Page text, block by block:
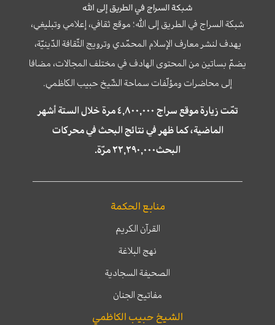
شبكة السراج في الطريق إلى الله
شبكة السراج في الطريق إلى الله؛ موقع ثقافي، إعلامي وتبليغي،
يهدف لنشر معارف الإسلام المحمّدي وترويج الثّقافة الدّينيّة،
يضمّ بساتين من المحتوى الهادف في مختلف المجالات، مضافا
إلى محاضرات ومؤلّفات سماحة الشّيخ حبيب الكاظمي.
تمّت زيارة موقع سراج ٤,٨٠٠,٠٠٠ مرة خلال الستة أشهر
الماضية، كما ظهر في نتائج البحث في محركات
البحث٢٢,٢٩٠,٠٠٠ مرّة.
منابع الحكمة
القرآن الكريم
نهج البلاغة
الصحيفة السجادية
مفاتيح الجنان
الشيخ حبيب الكاظمي